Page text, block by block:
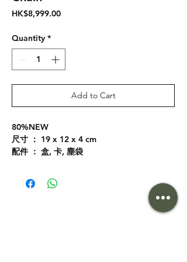
HK$8,999.00Price
Quantity *
Add to Cart
80%NEW
尺寸 ： 19 x 12 x 4 cm
配件 ： 盒, 卡, 塵袋